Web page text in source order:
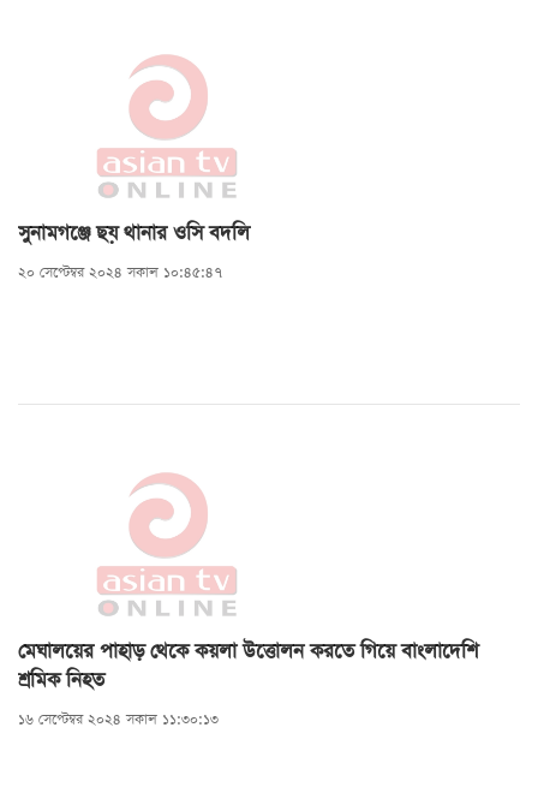
সুনামগঞ্জে ছয় থানার ওসি বদলি
২০ সেপ্টেম্বর ২০২৪ সকাল ১০:৪৫:৪৭
মেঘালয়ের পাহাড় থেকে কয়লা উত্তোলন করতে গিয়ে বাংলাদেশি
শ্রমিক নিহত
১৬ সেপ্টেম্বর ২০২৪ সকাল ১১:৩০:১৩